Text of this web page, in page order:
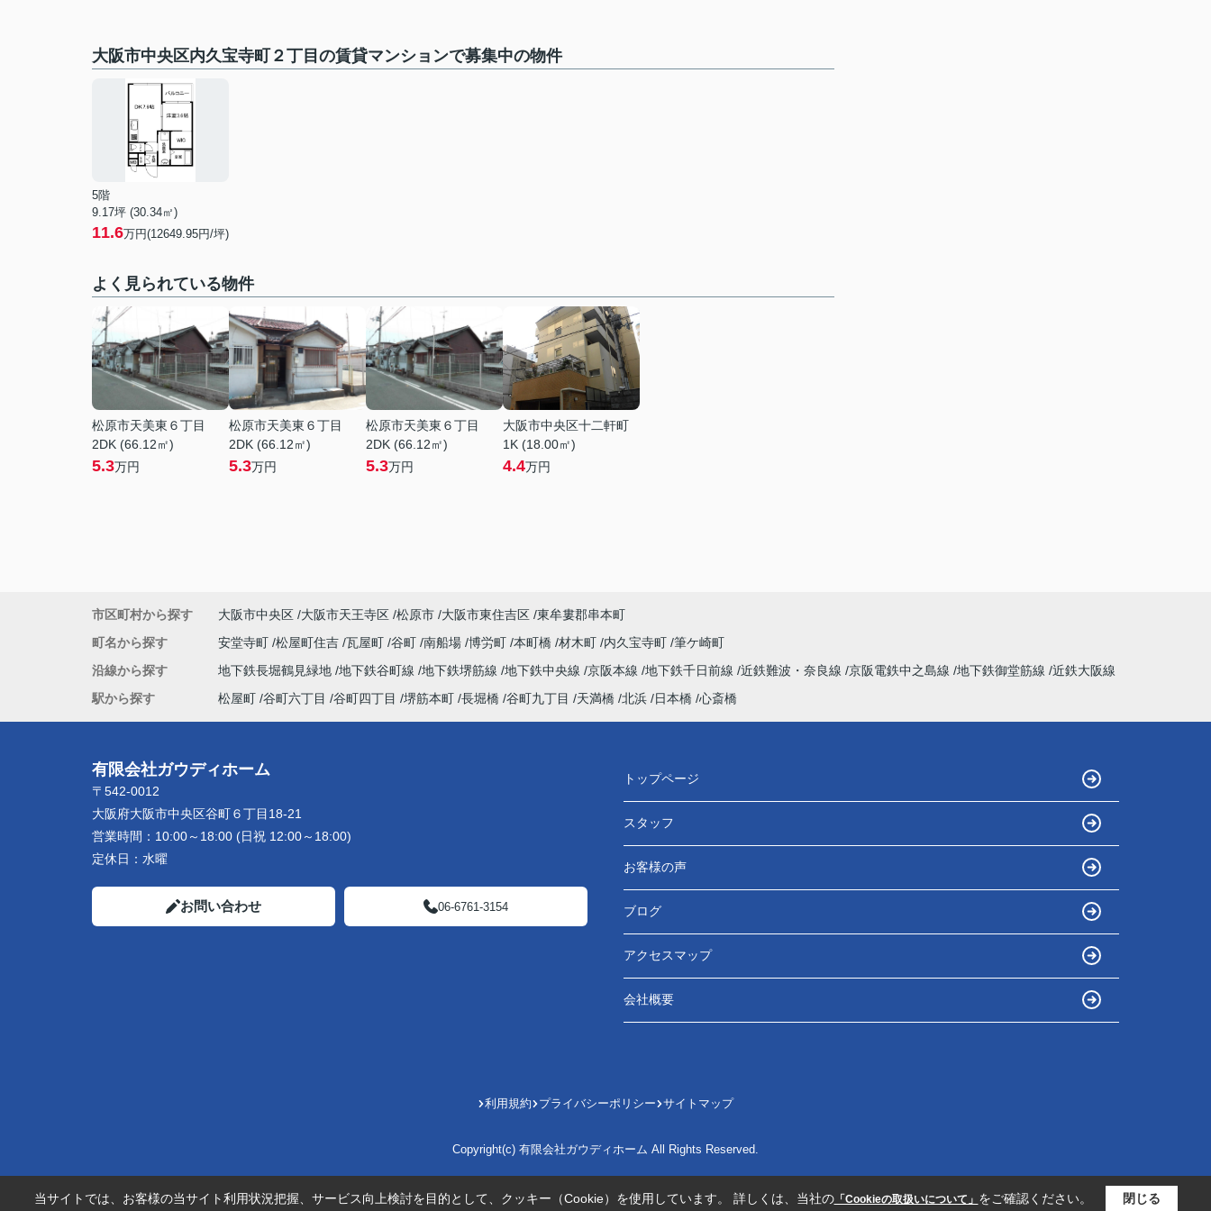
大阪市中央区内久宝寺町２丁目の賃貸マンションで募集中の物件
5階
9.17坪 (30.34㎡)
11.6万円(12649.95円/坪)
よく見られている物件
松原市天美東６丁目
2DK (66.12㎡)
5.3万円
松原市天美東６丁目
2DK (66.12㎡)
5.3万円
松原市天美東６丁目
2DK (66.12㎡)
5.3万円
大阪市中央区十二軒町
1K (18.00㎡)
4.4万円
市区町村から探す 大阪市中央区 大阪市天王寺区 松原市 大阪市東住吉区 東牟婁郡串本町
町名から探す
安堂寺町 松屋町住吉 瓦屋町 谷町 南船場 博労町 本町橋 材木町 内久宝寺町 筆ケ崎町
沿線から探す
地下鉄長堀鶴見緑地 地下鉄谷町線 地下鉄堺筋線 地下鉄中央線 京阪本線 地下鉄千日前線 近鉄難波・奈良線 京阪電鉄中之島線 地下鉄御堂筋線 近鉄大阪線
駅から探す
松屋町 谷町六丁目 谷町四丁目 堺筋本町 長堀橋 谷町九丁目 天満橋 北浜 日本橋 心斎橋
有限会社ガウディホーム
〒542-0012
大阪府大阪市中央区谷町６丁目18-21
営業時間： 10:00～18:00 (日祝 12:00～18:00)
定休日： 水曜
お問い合わせ 06-6761-3154
トップページ
スタッフ
お客様の声
ブログ
アクセスマップ
会社概要
利用規約 プライバシーポリシー サイトマップ
Copyright(c) 有限会社ガウディホーム All Rights Reserved.
当サイトでは、お客様の当サイト利用状況把握、サービス向上検討を目的として、クッキー（Cookie）を使用しています。 詳しくは、当社の「Cookieの取扱いについて」 をご確認ください。 閉じる